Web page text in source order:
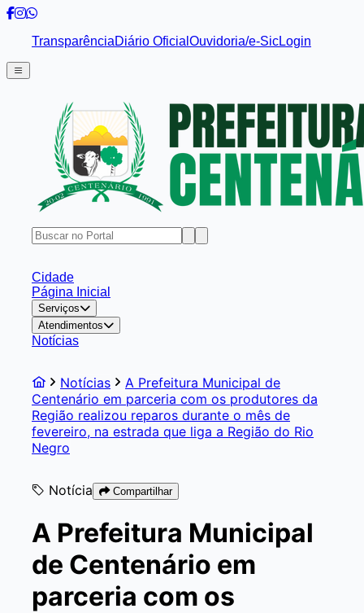
TransparênciaDiário Oficial Ouvidoria/e-SicLogin
Cidade
Página Inicial
Serviços
Atendimentos
Notícias
Notícias
A Prefeitura Municipal de
Centenário em parceria com os produtores da
Região realizou reparos durante o mês de
fevereiro, na estrada que liga a Região do Rio
Negro
Notícia Compartilhar
A Prefeitura Municipal
de Centenário em
parceria com os